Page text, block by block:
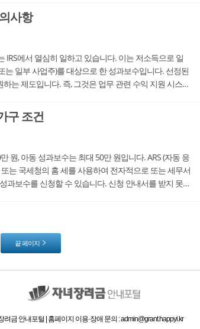
사항
IRS에서 열심히 일하고 있습니다. 이는 저소득으로 일
는 일부 사업주)를 대상으로 한 성과보수입니다. 선정된
는 제도입니다. 즉, 그것은 업무 관련 수익 지원 시스템
구 조건
원, 아동 성과보수는 최대 50만 원입니다. ARS (자동 응
는 국세청의 홈 세를 사용하여 전자적으로 또는 세무서
과보수를 신청할 수 있습니다. 신청 안내서를 받지 못하
끝 페이지
려금 안내포털 | 홈페이지 이용·장애 문의 : admin@grant.happyi.kr